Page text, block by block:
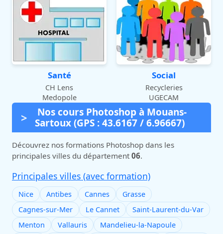
Santé
CH Lens
Medopole
Social
Recycleries
UGECAM
Nos cours Photoshop à Mouans-
Sartoux (GPS : 43.6167 / 6.96667)
Découvrez nos formations Photoshop dans les
principales villes du département 06.
Principales villes (avec formation)
Nice Antibes Cannes
Grasse
Cagnes-sur-Mer
Le Cannet
Saint-Laurent-du-Var
Menton
Vallauris
Mandelieu-la-Napoule